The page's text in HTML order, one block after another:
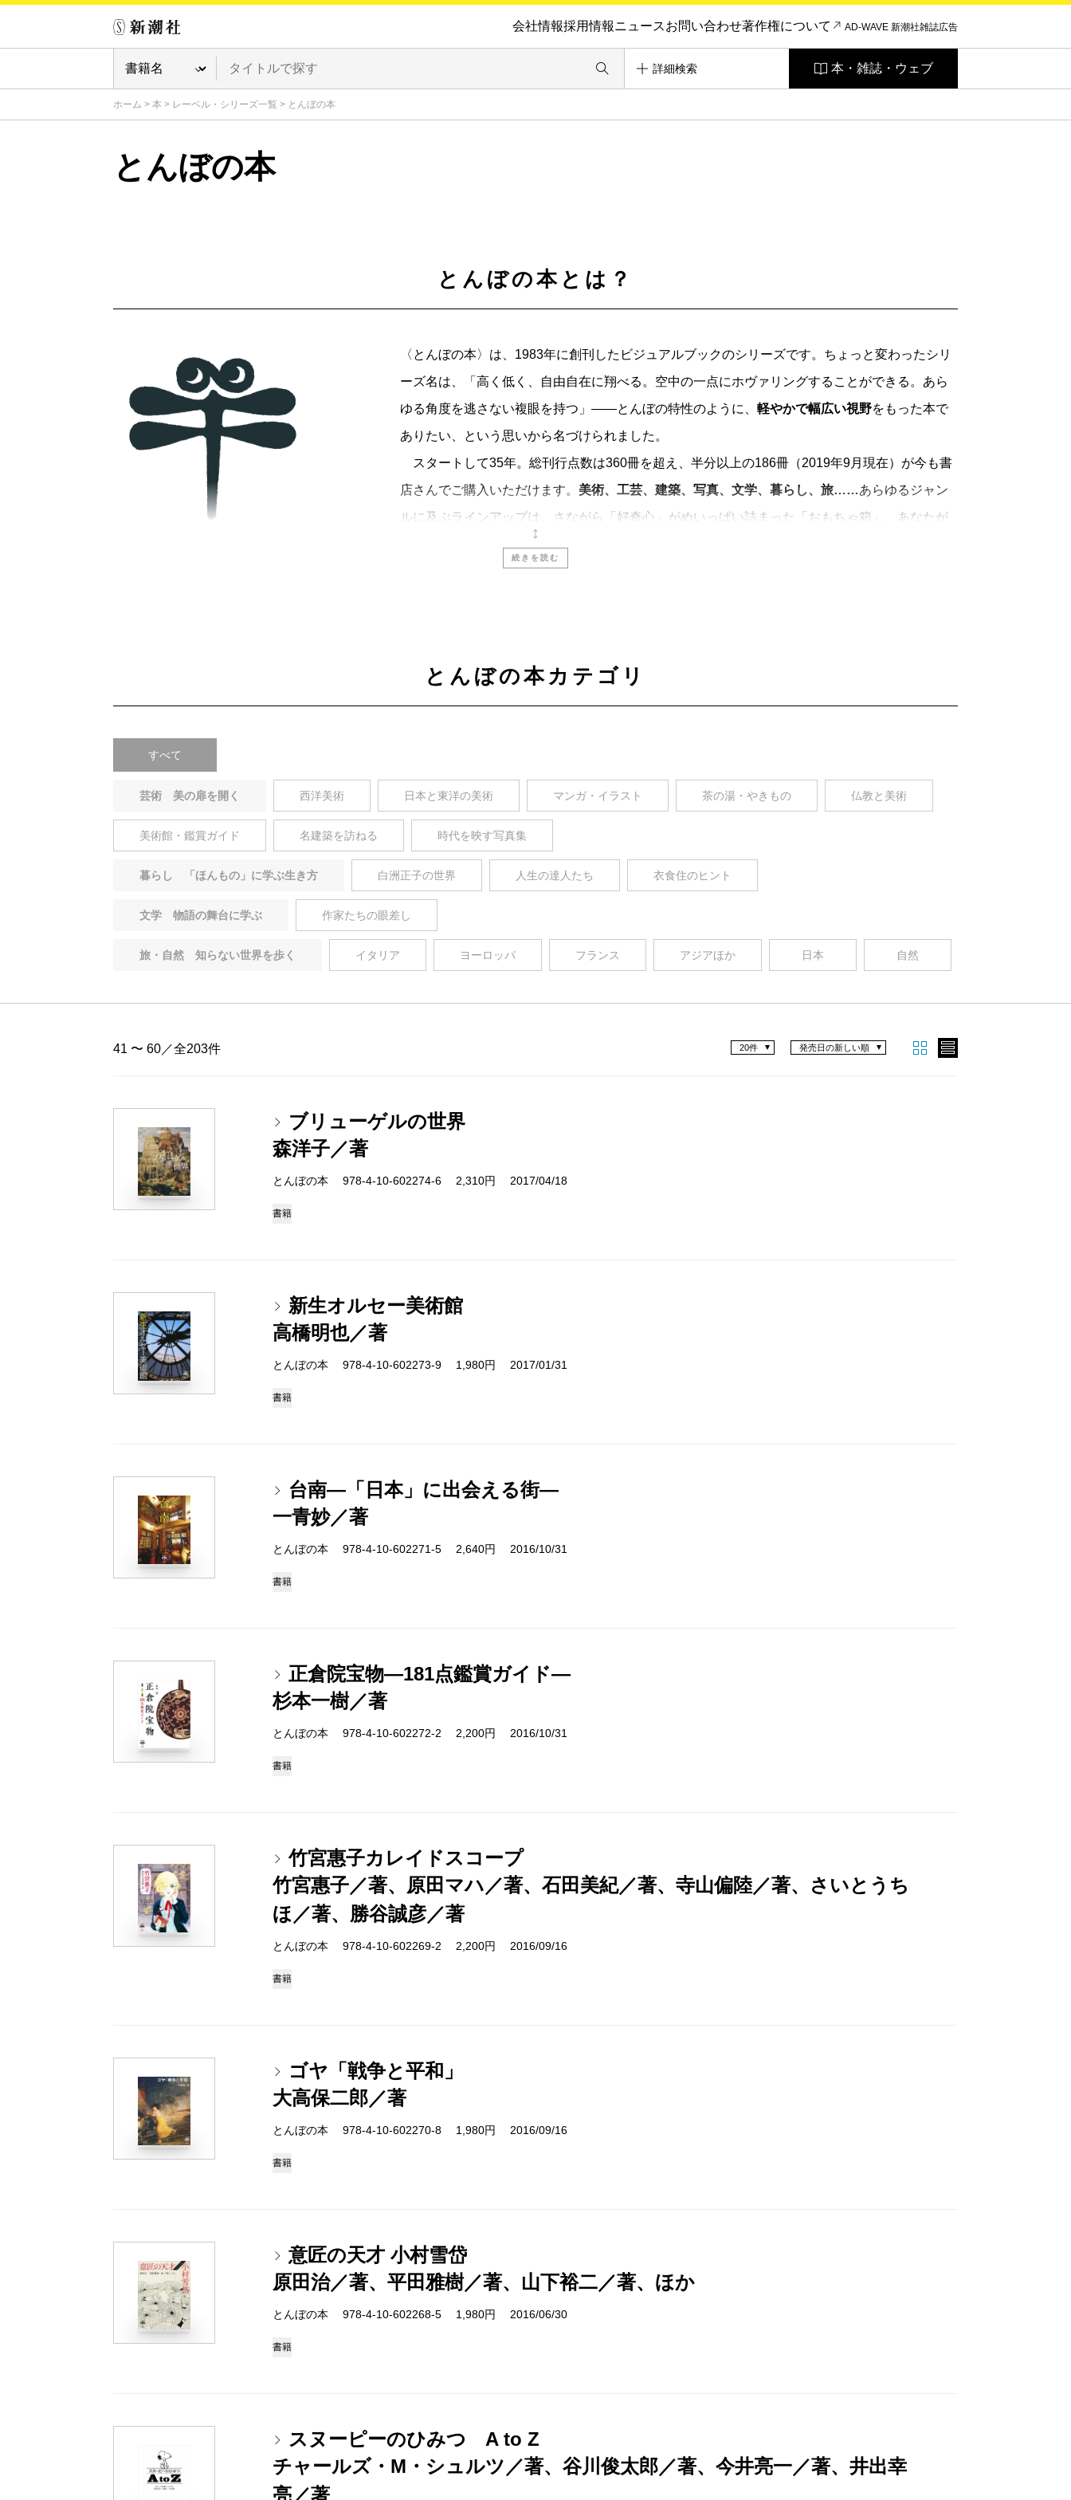
会社情報採用情報ニュースお問い合わせ著作権について AD-WAVE 新潮社雑誌広告
詳細検索 本・雑誌・ウェブ
ホーム > 本 > レーベル・シリーズ一覧 > とんぼの本
とんぼの本
とんぼの本とは？
〈とんぼの本〉は、1983年に創刊したビジュアルブックのシリーズです。ちょっと変わったシリ
ーズ名は、「高く低く、自由自在に翔べる。空中の一点にホヴァリングすることができる。あら
ゆる角度を逃さない複眼を持つ」――とんぼの特性のように、 軽やかで幅広い視野をもった本で
ありたい、という思いから名づけられました。
スタートして35年。総刊行点数は360冊を超え、半分以上の186冊（2019年9月現在）が今も書
店さんでご購入いただけます。 美術、工芸、建築、写真、文学、暮らし、旅……あらゆるジャン
ルに及ぶラインアップは、さながら「好奇心」がめいっぱい詰まった「おもちゃ箱」。あなたが
〈とんぼの本〉は、
続きを読む
とんぼの本カテゴリ
すべて
芸術 美の扉を開く 西洋美術 日本と東洋の美術 マンガ・イラスト 茶の湯・やきもの 仏教と美術
美術館・鑑賞ガイド 名建築を訪ねる 時代を映す写真集
暮らし 「ほんもの」に学ぶ生き方 白洲正子の世界 人生の達人たち 衣食住のヒント
文学 物語の舞台に学ぶ 作家たちの眼差し
旅・自然 知らない世界を歩く イタリア ヨーロッパ フランス アジアほか 日本 自然
41 〜 60／全203件 発売日の新しい順
20件
ブリューゲルの世界
森洋子／著
とんぼの本 978-4-10-602274-6 2,310円 2017/04/18
書籍
新生オルセー美術館
高橋明也／著
とんぼの本 978-4-10-602273-9 1,980円 2017/01/31
書籍
台南―「日本」に出会える街―
一青妙／著
とんぼの本 978-4-10-602271-5 2,640円 2016/10/31
書籍
正倉院宝物―181点鑑賞ガイド―
杉本一樹／著
とんぼの本 978-4-10-602272-2 2,200円 2016/10/31
書籍
竹宮惠子カレイドスコープ
竹宮惠子／著、原田マハ／著、石田美紀／著、寺山偏陸／著、さいとうち
ほ／著、勝谷誠彦／著
とんぼの本 978-4-10-602269-2 2,200円 2016/09/16
書籍
ゴヤ「戦争と平和」
大高保二郎／著
とんぼの本 978-4-10-602270-8 1,980円 2016/09/16
書籍
意匠の天才 小村雪岱
原田治／著、平田雅樹／著、山下裕二／著、ほか
とんぼの本 978-4-10-602268-5 1,980円 2016/06/30
書籍
スヌーピーのひみつ A to Z
チャールズ・M・シュルツ／著、谷川俊太郎／著、今井亮一／著、井出幸
亮／著